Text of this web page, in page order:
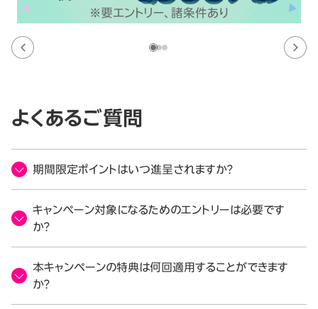
よくあるご質問
期間限定ポイントはいつ進呈されますか？
キャンペーン対象になるためのエントリーは必要です
か？
本キャンペーンの特典は何回適用することができます
か？